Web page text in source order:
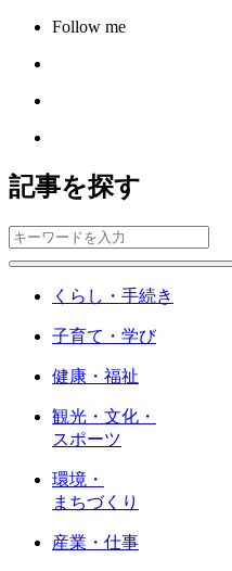
Follow me
記事を探す
くらし・手続き
子育て・学び
健康・福祉
観光・文化・
スポーツ
環境・
まちづくり
産業・仕事